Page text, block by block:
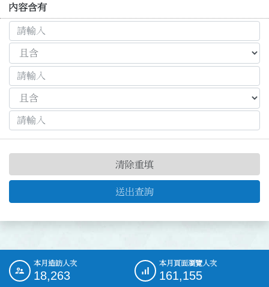
內容含有
送出查詢
清除重填
::: 本月造訪人次
18,263
本月頁面瀏覽人次
161,155